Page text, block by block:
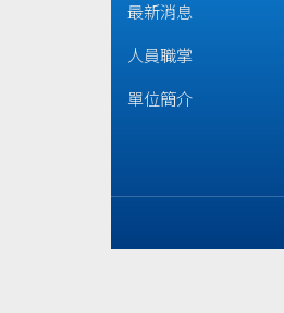
最新消息
人員職掌
單位簡介